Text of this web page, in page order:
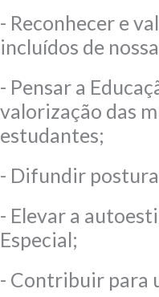
- Reconhecer e
incluídos de
- Pensar a
valorização das
estudantes;
- Difundir
- Elevar a
Especial;
- Contribuir para